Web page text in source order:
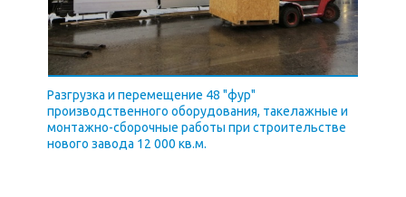
Разгрузка и перемещение 48 "фур"
производственного оборудования, такелажные и
монтажно-сборочные работы при строительстве
нового завода 12 000 кв.м.